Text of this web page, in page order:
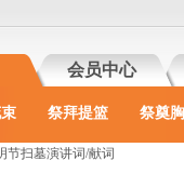
会员中心
祭拜提篮 祭奠
节扫墓演讲词/献词